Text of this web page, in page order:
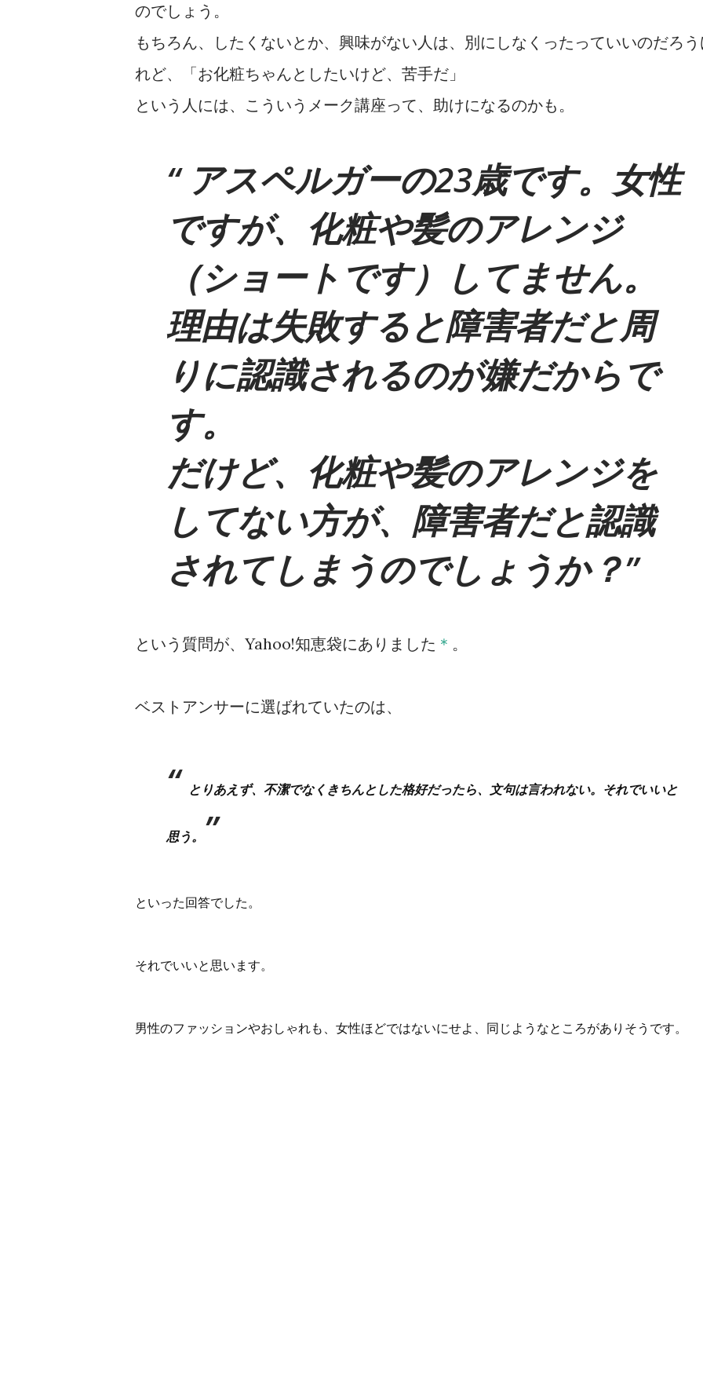
のでしょう。
もちろん、したくないとか、興味がない人は、別にしなくったっていいのだろ
れど、「お化粧ちゃんとしたいけど、苦手だ」
という人には、こういうメーク講座って、助けになるのかも。
アスペルガーの23歳です。女性
ですが、化粧や髪のアレンジ
（ショートです）してません。
理由は失敗すると障害者だと周
りに認識されるのが嫌だからで
す。
だけど、化粧や髪のアレンジを
してない方が、障害者だと認識
されてしまうのでしょうか？
という質問が、Yahoo!知恵袋にありました ＊ 。
ベストアンサーに選ばれていたのは、
とりあえず、不潔でなくきちんとした格好だったら、文句は言われない。 それでいいと
思う。
といった回答でした。
それでいいと思います。
男性のファッションやおしゃれも、女性ほどではないにせよ、同じようなところがありそうです。